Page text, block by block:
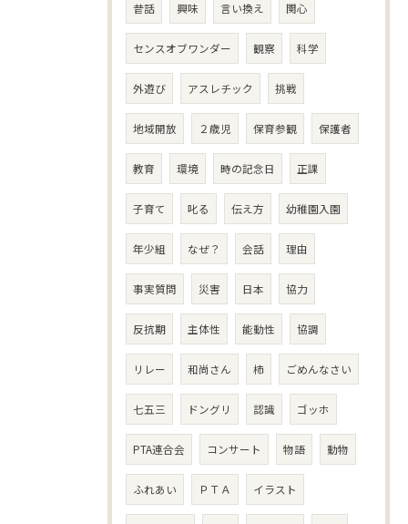
昔話 興味 言い換え 関心
センスオブワンダー 観察 科学
外遊び アスレチック 挑戦
地域開放 ２歳児 保育参観 保護者
教育 環境 時の記念日 正課
子育て 叱る 伝え方 幼稚園入園
年少組 なぜ？ 会話 理由
事実質問 災害 日本 協力
反抗期 主体性 能動性 協調
リレー 和尚さん 柿 ごめんなさい
七五三 ドングリ 認識 ゴッホ
PTA連合会 コンサート 物語 動物
ふれあい ＰＴＡ イラスト